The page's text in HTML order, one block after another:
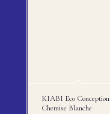
KIABI Eco Conception
Chemise Blanche